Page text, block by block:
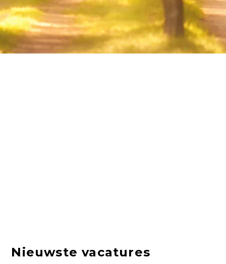
Nieuwste vacatures